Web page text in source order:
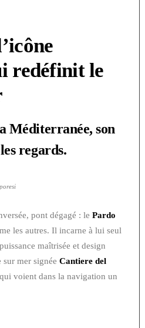
redéfinit le
Méditerranée, son
regards.
pont dégagé : le Pardo
les autres. Il incarne à lui seul
maîtrisée et design
mer signée Cantiere del
voient dans la navigation un